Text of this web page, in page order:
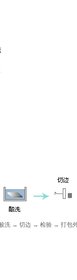
洗 → 切边 → 检验 → 打包